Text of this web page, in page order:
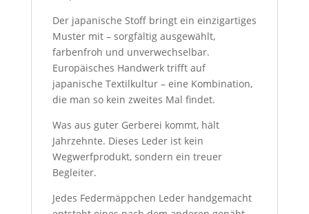
Der japanische Stoff bringt ein einzigartiges
Muster mit – sorgfältig ausgewählt,
farbenfroh und unverwechselbar.
Europäisches Handwerk trifft auf
japanische Textilkultur – eine Kombination,
die man so kein zweites Mal findet.
Was aus guter Gerberei kommt, hält
Jahrzehnte. Dieses Leder ist kein
Wegwerfprodukt, sondern ein treuer
Begleiter.
Jedes Federmäppchen Leder handgemacht